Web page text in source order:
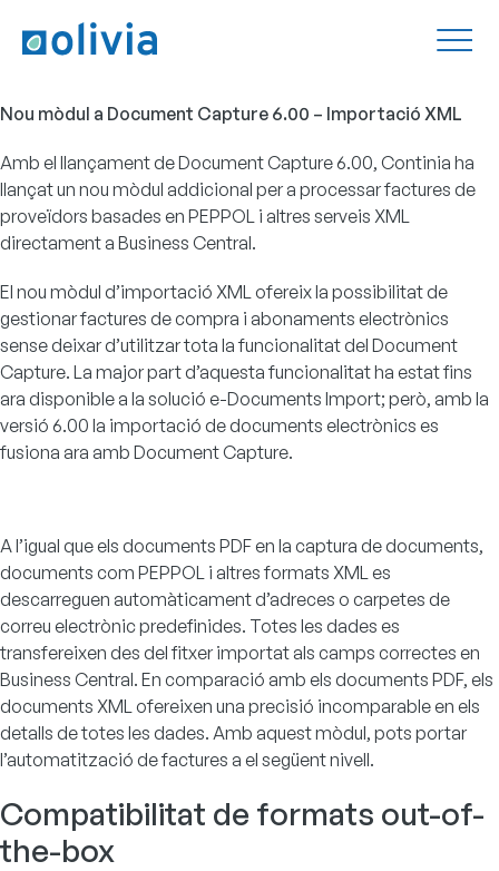
Nou mòdul a Document Capture 6.00 – Importació XML
Amb el llançament deDocument Capture6.00, Continia ha
llançat un nou mòdul addicional per a processar factures de
proveïdors basades en PEPPOL i altres serveis XML
directament a Business Central.
El nou mòdul d’importació XML ofereix la possibilitat de
gestionar factures de compra i abonaments electrònics
sense deixar d’utilitzar tota la funcionalitat del Document
Capture. La major part d’aquesta funcionalitat ha estat fins
ara disponible a la solució e-Documents Import; però, amb la
versió 6.00 la importació de documents electrònics es
fusiona ara amb Document Capture.
A l’igual que els documents PDF en la captura de documents,
documents com PEPPOL i altres formats XML es
descarreguen automàticament d’adreces o carpetes de
correu electrònic predefinides. Totes les dades es
transfereixen des del fitxer importat als camps correctes en
Business Central. En comparació amb els documents PDF, els
documents XML ofereixen una precisió incomparable en els
detalls de totes les dades. Amb aquest mòdul, pots portar
l’automatització de factures a el següent nivell.
Compatibilitat de formats out-of-
the-box